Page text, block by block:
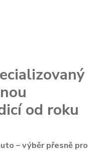
od roku
– výběr přesně pro